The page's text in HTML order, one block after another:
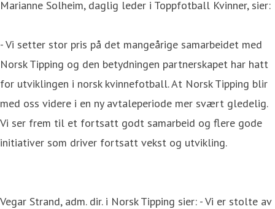
Marianne Solheim, daglig leder i Toppfotball Kvinner, sier:
- Vi setter stor pris på det mangeårige samarbeidet med
Norsk Tipping og den betydningen partnerskapet har hatt
for utviklingen i norsk kvinnefotball. At Norsk Tipping blir
med oss videre i en ny avtaleperiode mer svært gledelig.
Vi ser frem til et fortsatt godt samarbeid og flere gode
initiativer som driver fortsatt vekst og utvikling.
Vegar Strand, adm. dir. i Norsk Tipping sier: - Vi er stolte av